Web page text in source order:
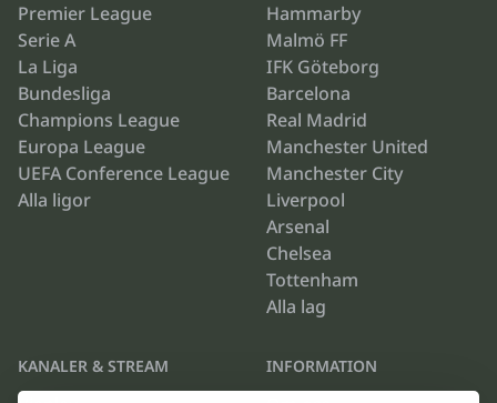
Premier League
Serie A
La Liga
Bundesliga
Champions League
Europa League
UEFA Conference League
Alla ligor
Hammarby
Malmö FF
IFK Göteborg
Barcelona
Real Madrid
Manchester United
Manchester City
Liverpool
Arsenal
Chelsea
Tottenham
Alla lag
KANALER & STREAM INFORMATION